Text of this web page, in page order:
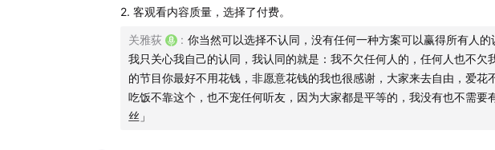
本期节目围绕当下全球范围内青年群体中普遍出现的「无性」、「少性
欲望现象展开了深度讨论。四位嘉宾分别从进化心理学、政治历史学、
学和大众文化的视角，剥离了表面的社会焦虑，挖掘出这一现象背后深
2. 客观看内容质量，选择了付费。
关雅荻 : 你当然可以选择不认同，没有任何一种方案可以赢得所有人的
我只关心我自己的认同，我认同的就是：我不欠任何人的，任何人也不欠
的节目你最好不用花钱，非愿意花钱的我也很感谢，大家来去自由，爱花
吃饭不靠这个，也不宠任何听友，因为大家都是平等的，我没有也不需要
丝」